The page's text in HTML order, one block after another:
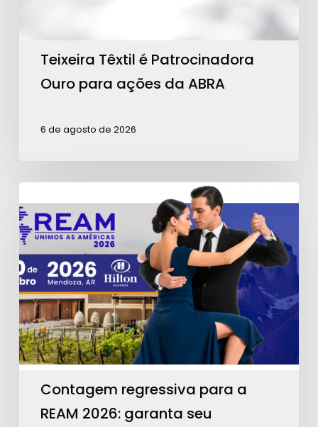
Teixeira Têxtil é Patrocinadora
Ouro para ações da ABRA
6 de agosto de 2026
regressiva
para
a
REAM
2026:
garanta
seu
ingresso!
Contagem regressiva para a
REAM 2026: garanta seu